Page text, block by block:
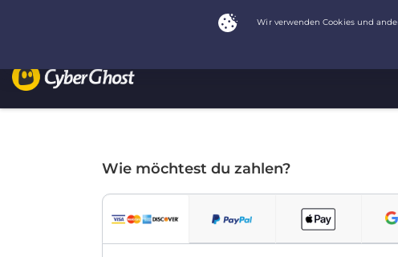
Wie möchtest du zahlen?